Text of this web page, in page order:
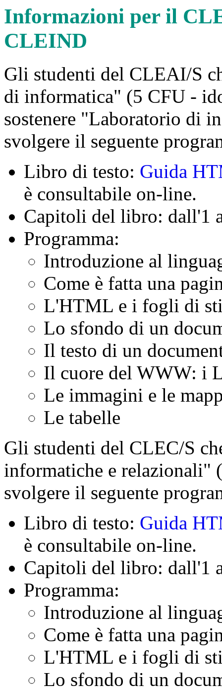
Informazioni per il
CLEIND
Gli studenti del CLEAI/S
di informatica" (5 CFU -
sostenere "Laboratorio di
svolgere il seguente
Libro di testo: Guida
è consultabile on-line.
Capitoli del libro: dall'1
Programma:
Introduzione al
Come è fatta una
L'HTML e i fogli di
Lo sfondo di un
Il testo di un
Il cuore del WWW: i
Le immagini e le
Le tabelle
Gli studenti del CLEC/S
informatiche e relazionali"
svolgere il seguente
Libro di testo: Guida
è consultabile on-line.
Capitoli del libro: dall'1
Programma:
Introduzione al
Come è fatta una
L'HTML e i fogli di
Lo sfondo di un